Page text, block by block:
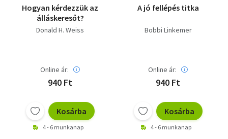
Hogyan kérdezzük az
álláskeresőt?
Donald H. Weiss
Online ár:
940 Ft
Kosárba
4 - 6 munkanap
A jó fellépés titka
Bobbi Linkemer
Online ár:
940 Ft
Kosárba
4 - 6 munkanap